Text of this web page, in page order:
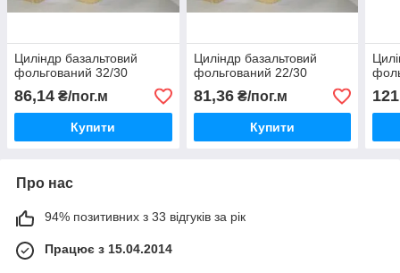
Циліндр базальтовий
фольгований 32/30
86,14 ₴/пог.м
Купити
Циліндр базальтовий
фольгований 22/30
81,36₴/пог.м
Купити
Про нас
94% позитивних з 33 відгуків за рік
Працює з 15.04.2014